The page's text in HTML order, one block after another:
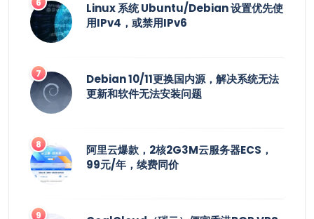
Linux 系统 Ubuntu/Debian 设置优先使
用IPv4，或禁用IPv6
Debian 10/11更换国内源，解决系统无法
更新和软件无法安装问题
阿里云爆款，2核2G3M云服务器ECS，
99元/年，续费同价